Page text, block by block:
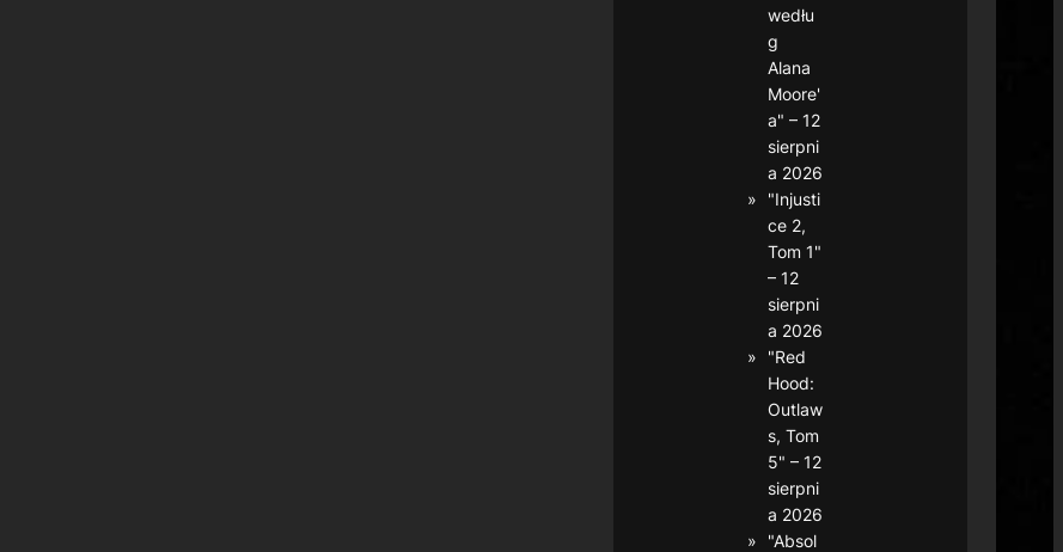
wedłu
g
Alana
Moore'
a" – 12
sierpni
a 2026
"Injusti
ce 2,
Tom 1"
– 12
sierpni
a 2026
"Red
Hood:
Outlaw
s, Tom
5" – 12
sierpni
a 2026
"Absol